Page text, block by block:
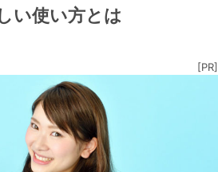
い使い方とは
[PR]